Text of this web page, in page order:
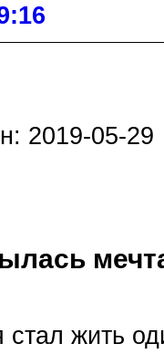
2019-05-29
стал жить